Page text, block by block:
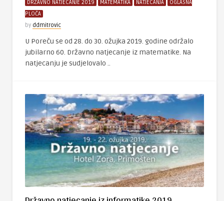
DRŽAVNO NATJECANJE 2019 MATEMATIKA NATJECANJA
OGLASNA
PLOČA
by ddmitrovic
U Poreču se od 28. do 30. ožujka 2019. godine održalo
jubilarno 60. Državno natjecanje iz matematike. Na
natjecanju je sudjelovalo ..